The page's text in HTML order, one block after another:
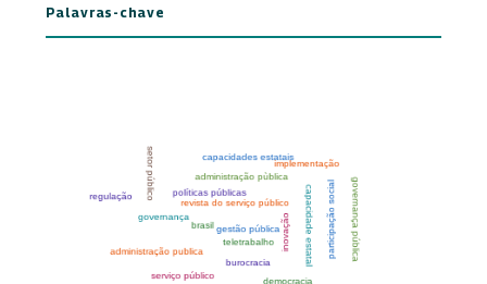
Palavras-chave